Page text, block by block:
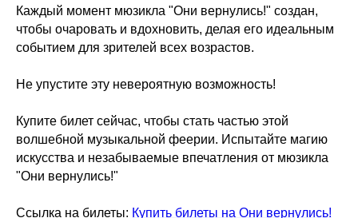
Каждый момент мюзикла "Они вернулись!" создан,
чтобы очаровать и вдохновить, делая его идеальным
событием для зрителей всех возрастов.
Не упустите эту невероятную возможность!
Купите билет сейчас, чтобы стать частью этой
волшебной музыкальной феерии. Испытайте магию
искусства и незабываемые впечатления от мюзикла
"Они вернулись!"
Ссылка на билеты: Купить билеты на Они вернулись!